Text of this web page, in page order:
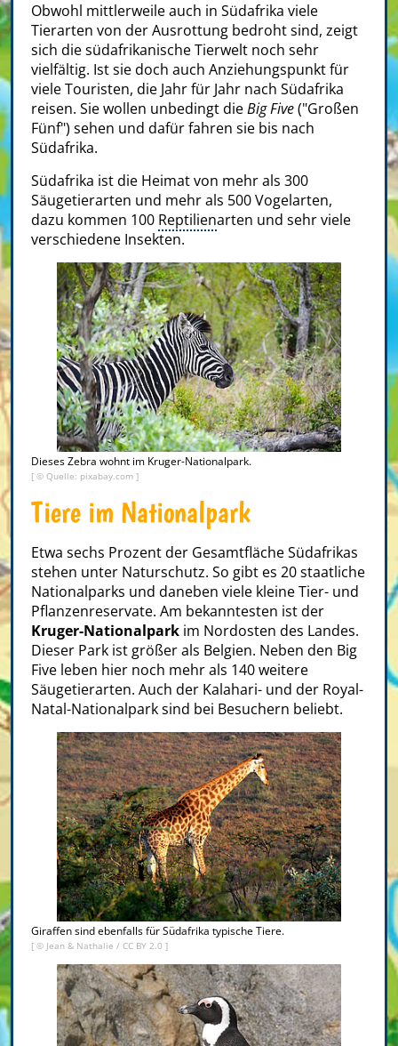
Obwohl mittlerweile auch in Südafrika viele
Tierarten von der Ausrottung bedroht sind, zeigt
sich die südafrikanische Tierwelt noch sehr
vielfältig. Ist sie doch auch Anziehungspunkt für
viele Touristen, die Jahr für Jahr nach Südafrika
reisen. Sie wollen unbedingt dieBig Five("Großen
Fünf") sehen und dafür fahren sie bis nach
Südafrika.
Südafrika ist die Heimat von mehr als 300
Säugetierarten und mehr als 500 Vogelarten,
dazu kommen 100 Reptilienarten und sehr viele
verschiedene Insekten.
Dieses Zebra wohnt im Kruger-Nationalpark.
[ © Quelle: pixabay.com ]
Tiere im Nationalpark
Etwa sechs Prozent der Gesamtfläche Südafrikas
stehen unter Naturschutz. So gibt es 20 staatliche
Nationalparks und daneben viele kleine Tier- und
Pflanzenreservate. Am bekanntesten ist der
Kruger-Nationalpark im Nordosten des Landes.
Dieser Park ist größer als Belgien. Neben den Big
Five leben hier noch mehr als 140 weitere
Säugetierarten. Auch der Kalahari- und der Royal-
Natal-Nationalpark sind bei Besuchern beliebt.
Giraffen sind ebenfalls für Südafrika typische Tiere.
[ © Jean & Nathalie / CC BY 2.0 ]